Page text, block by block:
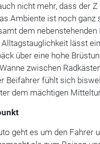
nicht mehr, dass der
Ambiente ist noch ganz
dem
lässt
über eine hohe
zwischen
Beifahrer fühlt sich
dem mächtigen
geht es um den Fahrer